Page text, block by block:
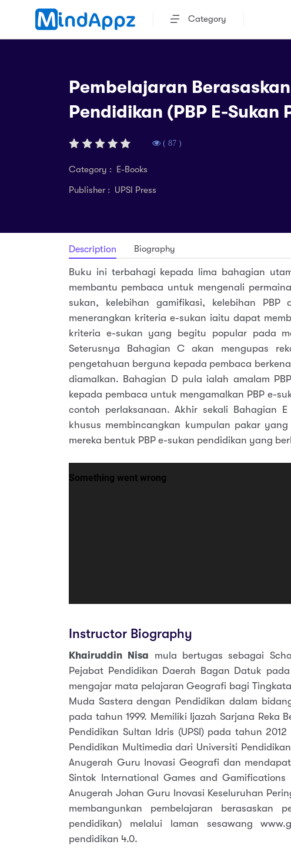
Category
Pembelajaran
Pendidikan (PBP E-Sukan
( 87 )
Category : E-Books
Publisher : UPSI Press
Description Biography
Buku ini terbahagi kepada lima bahagian
membantu pembaca untuk mengenali
sukan, kelebihan gamifikasi, kelebihan
menerangkan kriteria e-sukan iaitu dapat
kriteria e-sukan yang begitu popular pada
Seterusnya Bahagian C akan mengupas
pengetahuan berguna kepada pembaca
diamalkan. Bahagian D pula ialah amalam
kepada pembaca untuk mengamalkan PBP e-
contoh perlaksanaan. Akhir sekali Bahagian
khusus membincangkan kumpulan pakar
mereka bentuk PBP e-sukan pendidikan yang
Instructor Biography
Khairuddin Nisa mula bertugas sebagai
Pejabat Pendidikan Daerah Bagan Datuk
mengajar mata pelajaran Geografi bagi
Muda Sastera dengan Pendidikan dalam
pada tahun 1999. Memiliki Ijazah Sarjana Reka
Pendidikan Sultan Idris (UPSI) pada tahun
Pendidikan Multimedia dari Universiti
Anugerah Guru Inovasi Geografi dan
Sintok International Games and
Anugerah Johan Guru Inovasi Keseluruhan
membangunkan pembelajaran berasaskan
pendidikan) melalui laman sesawang
pendidikan 4.0.